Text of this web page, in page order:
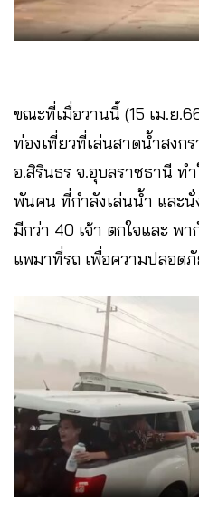
ขณะที่เมื่อวานนี้ (15 เม.ย
ท่องเที่ยวที่เล่นสาดน้ำสง
อ.สิรินธร จ.อุบลราชธานี ท
พันคน ที่กำลังเล่นน้ำ และ
มีกว่า 40 เจ้า ตกใจและ พ
แพมาที่รถ เพื่อความปลอด